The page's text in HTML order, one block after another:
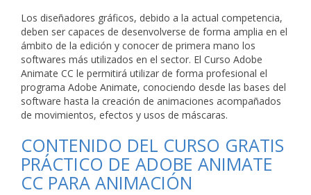
Los diseñadores gráficos, debido a la actual competencia,
deben ser capaces de desenvolverse de forma amplia en el
ámbito de la edición y conocer de primera mano los
softwares más utilizados en el sector. El Curso Adobe
Animate CC le permitirá utilizar de forma profesional el
programa Adobe Animate, conociendo desde las bases del
software hasta la creación de animaciones acompañados
de movimientos, efectos y usos de máscaras.
CONTENIDO DEL CURSO GRATIS
PRÁCTICO DE ADOBE ANIMATE
CC PARA ANIMACIÓN